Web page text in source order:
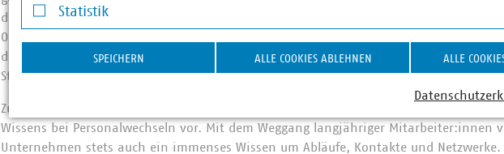
digitalen Formate weiter zu vertiefen und auszubauen. Als Experte für Digitalisierung
Ostfriesischem Wasserverband stellte Niklas Mosch das Intranet „M:oin“ des
der Akzeptanz bei Mitarbeitenden wurde auch über die Digitalisierung diverser
Stärkung des „WIR-Gefühls“ im Verband diskutiert und Erfahrungen ausgetauscht.
Zuletzt stellte Silvia Schorta, Wissenstransfercoach ihre Methoden und Tools zur
Wissens bei Personalwechseln vor. Mit dem Weggang langjähriger Mitarbeiter:innen
Unternehmen stets auch ein immenses Wissen um Abläufe, Kontakte und Netzwerke.
Statistik
Statistik
SPEICHERN ALLE COOKIES ABLEHNEN ALLE